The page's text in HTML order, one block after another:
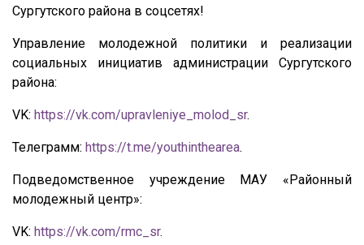
Сургутского района в соцсетях!
Управление молодежной политики и реализации
социальных инициатив администрации Сургутского
района:
VK: https://vk.com/upravleniye_molod_sr.
Телеграмм: https://t.me/youthinthearea.
Подведомственное учреждение МАУ «Районный
молодежный центр»:
VK: https://vk.com/rmc_sr.